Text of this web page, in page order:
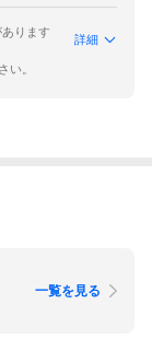
ります
詳細
い。
一覧を見る